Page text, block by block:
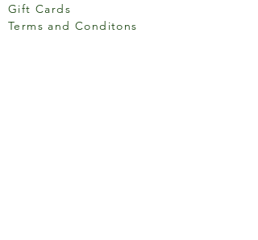
Gift Cards
Terms and Conditons